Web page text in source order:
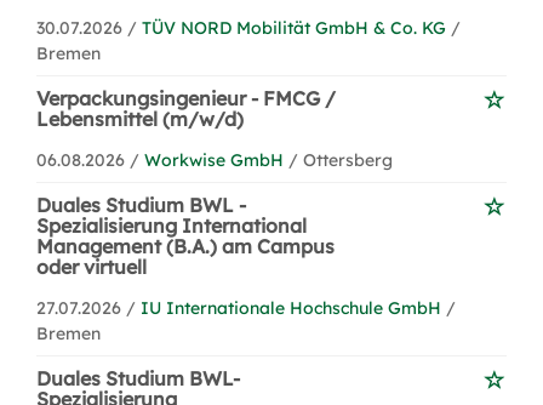
30.07.2026 / TÜV NORD Mobilität GmbH & Co. KG /
Bremen
Verpackungsingenieur - FMCG /
Lebensmittel (m/w/d)
06.08.2026 / Workwise GmbH / Ottersberg
Duales Studium BWL -
Spezialisierung International
Management (B.A.) am Campus
oder virtuell
27.07.2026 / IU Internationale Hochschule GmbH /
Bremen
Duales Studium BWL-
Spezialisierung